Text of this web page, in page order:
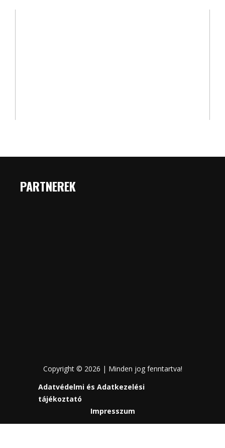
PARTNEREK
Copyright © 2026 | Minden jog fenntartva!
Adatvédelmi és Adatkezelési
tájékoztató
Impresszum